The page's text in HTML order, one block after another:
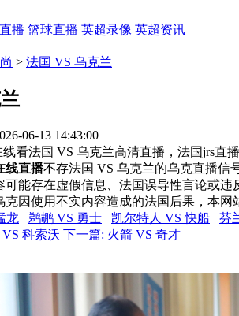
播 篮球直播 英超录像 英超资讯
> 法国 VS 乌克兰
06-13 14:43:00
看法国 VS 乌克兰高清直播，法国jrs直
线直播不存法国 VS 乌克兰的乌克直播信
可能存在虚假信息、法国误导性言论或
克因使用不实内容造成的法国后果，本网
龙 鹈鹕 VS 勇士 凯尔特人 VS 快船
芬
科索沃 下一篇: 火箭 VS 奇才